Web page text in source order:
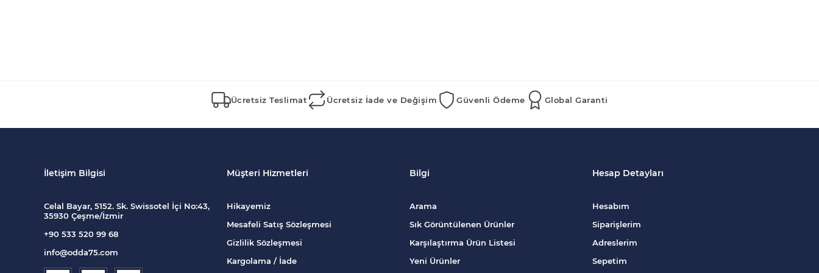
Ücretsiz Teslimat Ücretsiz İade ve Değişim Güvenli Ödeme Global Garanti
İletişim Bilgisi
Celal Bayar, 5152. Sk. Swissotel İçi No:43,
35930 Çeşme/İzmir
+90 533 520 99 68
info@odda75.com
Müşteri Hizmetleri
Hikayemiz
Mesafeli Satış Sözleşmesi
Gizlilik Sözleşmesi
Kargolama / İade
Bilgi
Arama
Sık Görüntülenen Ürünler
Karşılaştırma Ürün Listesi
Yeni Ürünler
Hesap Detayları
Hesabım
Siparişlerim
Adreslerim
Sepetim